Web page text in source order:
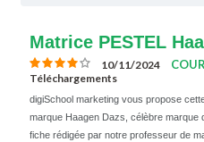
Matrice PESTEL
10/11/2024
Téléchargements
digiSchool marketing vous propose
marque Haagen Dazs, célèbre marque
fiche rédigée par notre professeur de